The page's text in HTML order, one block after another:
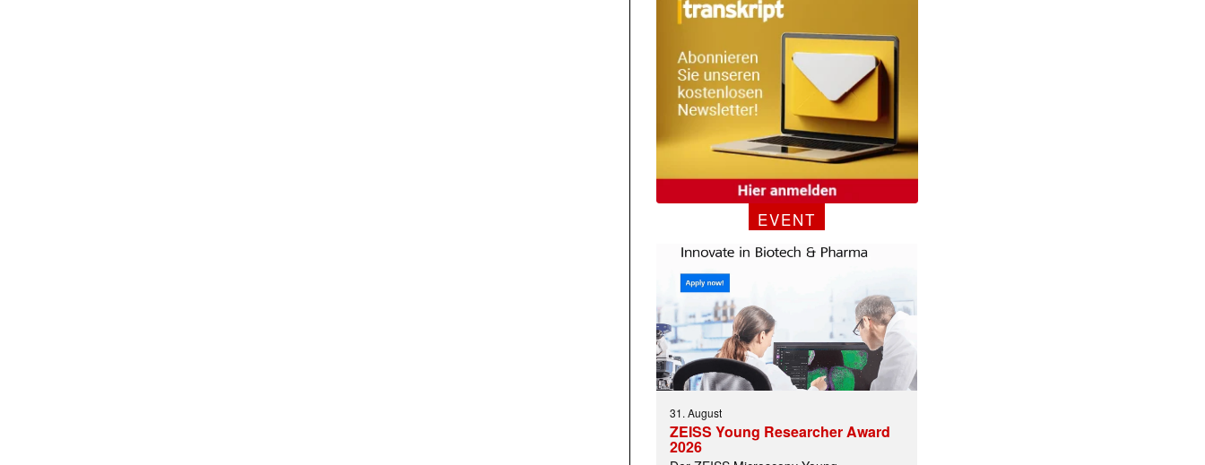
Mit dem |transkript-Newsletter jede Woche aktuell informiert.
EVENT
31. August
ZEISS Young Researcher Award
2026